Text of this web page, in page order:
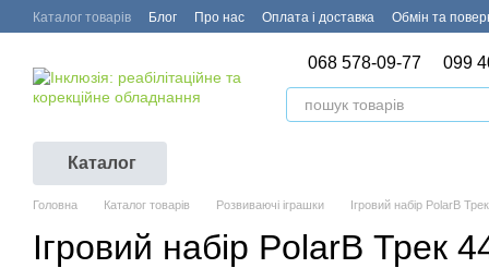
Перейти до основного контенту
Каталог товарів Блог Про нас Оплата і доставка Обмін та
068 578-09-77 099
Каталог
Головна Каталог товарів Розвиваючі іграшки Ігровий набір PolarB Трек
Ігровий набір PolarB Трек